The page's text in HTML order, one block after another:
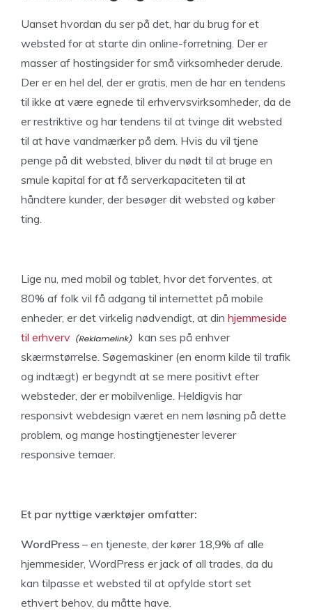
Uanset hvordan du ser på det, har du brug for et
websted for at starte din online-forretning. Der er
masser af hostingsider for små virksomheder derude.
Der er en hel del, der er gratis, men de har en tendens
til ikke at være egnede til erhvervsvirksomheder, da de
er restriktive og har tendens til at tvinge dit websted
til at have vandmærker på dem. Hvis du vil tjene
penge på dit websted, bliver du nødt til at bruge en
smule kapital for at få serverkapaciteten til at
håndtere kunder, der besøger dit websted og køber
ting.
Lige nu, med mobil og tablet, hvor det forventes, at
80% af folk vil få adgang til internettet på mobile
enheder, er det virkelig nødvendigt, at din hjemmeside
til erhverv
kan ses på enhver
skærmstørrelse. Søgemaskiner (en enorm kilde til trafik
og indtægt) er begyndt at se mere positivt efter
websteder, der er mobilvenlige. Heldigvis har
responsivt webdesign været en nem løsning på dette
problem, og mange hostingtjenester leverer
responsive temaer.
Et par nyttige værktøjer omfatter:
WordPress – en tjeneste, der kører 18,9% af alle
hjemmesider, WordPress er jack of all trades, da du
kan tilpasse et websted til at opfylde stort set
ethvert behov, du måtte have.